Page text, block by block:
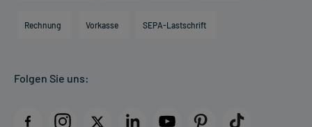
Direktabrechnung PKV
AGB
Datenschutz
Rechnung Vorkasse SEPA-Lastschrift
Folgen Sie uns: